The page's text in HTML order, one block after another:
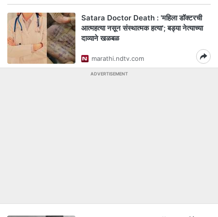
Satara Doctor Death : 'महिला डॉक्टरची
आत्महत्या नसून संस्थात्मक हत्या'; बड्या नेत्याच्या
दाव्याने खळबळ
marathi.ndtv.com
ADVERTISEMENT